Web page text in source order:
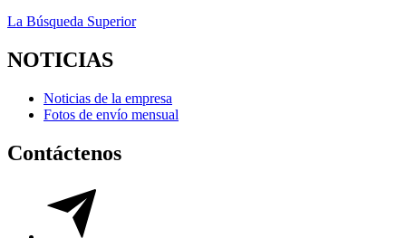
La Búsqueda Superior
NOTICIAS
Noticias de la empresa
Fotos de envío mensual
Contáctenos